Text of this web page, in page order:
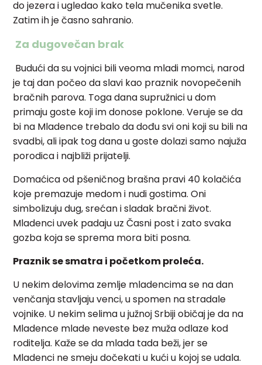
do jezera i ugledao kako tela mučenika svetle.
Zatim ih je časno sahranio.
Za dugovečan brak
Budući da su vojnici bili veoma mladi momci, narod
je taj dan počeo da slavi kao praznik novopečenih
bračnih parova. Toga dana supružnici u dom
primaju goste koji im donose poklone. Veruje se da
bi na Mladence trebalo da dođu svi oni koji su bili na
svadbi, ali ipak tog dana u goste dolazi samo najuža
porodica i najbliži prijatelji.
Domaćica od pšeničnog brašna pravi 40 kolačića
koje premazuje medom i nudi gostima. Oni
simbolizuju dug, srećan i sladak bračni život.
Mladenci uvek padaju uz Časni post i zato svaka
gozba koja se sprema mora biti posna.
Praznik se smatra i početkom proleća.
U nekim delovima zemlje mladencima se na dan
venčanja stavljaju venci, u spomen na stradale
vojnike. U nekim selima u južnoj Srbiji običaj je da na
Mladence mlade neveste bez muža odlaze kod
roditelja. Kaže se da mlada tada beži, jer se
Mladenci ne smeju dočekati u kući u kojoj se udala.